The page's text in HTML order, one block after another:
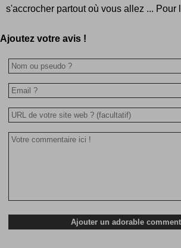
s'accrocher partout où vous allez ... Pour
Ajoutez votre avis !